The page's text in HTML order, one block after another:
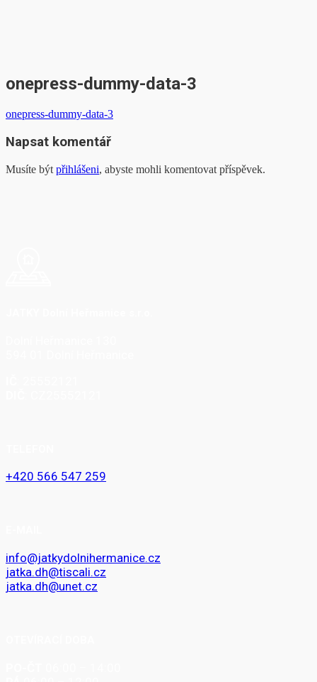
onepress-dummy-data-3
onepress-dummy-data-3
Napsat komentář
Musíte být přihlášeni, abyste mohli komentovat příspěvek.
+420 566 547 259
info@jatkydolnihermanice.cz
jatka.dh@tiscali.cz
jatka.dh@unet.cz